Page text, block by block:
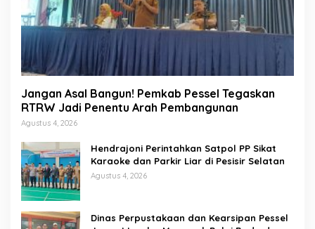
Jangan Asal Bangun! Pemkab Pessel Tegaskan
RTRW Jadi Penentu Arah Pembangunan
Agustus 4, 2026
Hendrajoni Perintahkan Satpol PP Sikat
Karaoke dan Parkir Liar di Pesisir Selatan
Agustus 4, 2026
Dinas Perpustakaan dan Kearsipan Pessel